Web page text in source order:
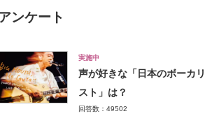
アンケート
実施中
声が好きな「日本のボーカリ
スト」は？
回答数：49502